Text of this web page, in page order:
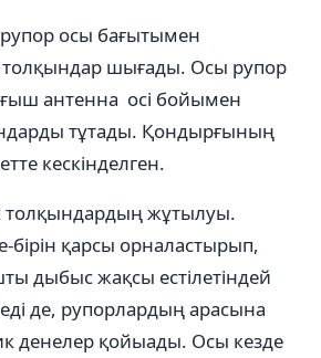
осы бағытымен
толқындар шығады. Осы рупор
антенна осі бойымен
тұтады. Қондырғының
кескінделген.
толқындардың жұтылуы.
бірін қарсы орналастырып,
дыбыс жақсы естілетіндей
де, рупорлардың арасына
денелер қойыады. Осы кезде